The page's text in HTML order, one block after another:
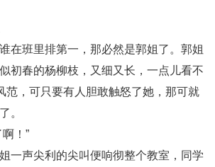
班里排第一，那必然是郭姐了。郭姐
初春的杨柳枝，又细又长，一点儿看不
范，可只要有人胆敢触怒了她，那可就
。
！”
声尖利的尖叫便响彻整个教室，同学